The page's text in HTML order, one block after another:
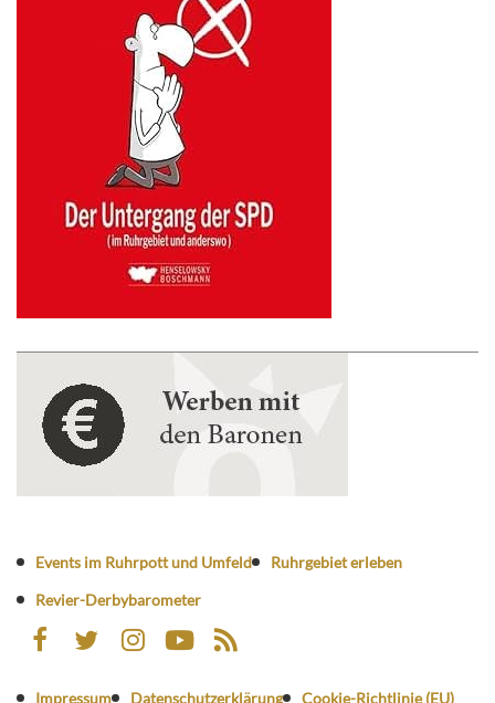
Events im Ruhrpott und Umfeld
Ruhrgebiet erleben
Revier-Derbybarometer
Impressum Datenschutzerklärung Cookie-Richtlinie (EU)